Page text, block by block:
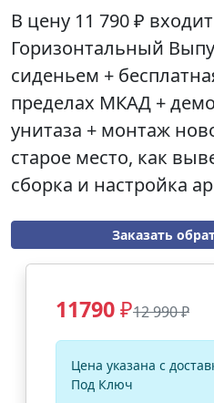
В цену 11 790 ₽
Горизонтальный
сиденьем +
пределах МКАД +
унитаза + монтаж
старое место, как
сборка и настройка
Заказать
11790₽12 990 ₽
Цена указана с
Под Ключ